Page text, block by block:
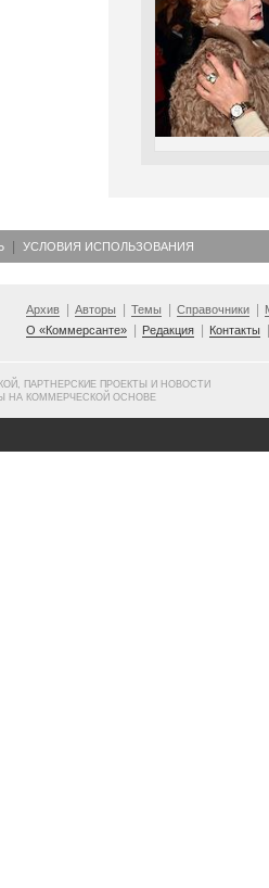
УСЛОВИЯ ИСПОЛЬЗОВАНИЯ
Архив Авторы Темы Справочники
О «Коммерсанте»
Редакция Контакты
ПАРТНЕРСКИЕ ПРОЕКТЫ И НОВОСТИ
НА КОММЕРЧЕСКОЙ ОСНОВЕ